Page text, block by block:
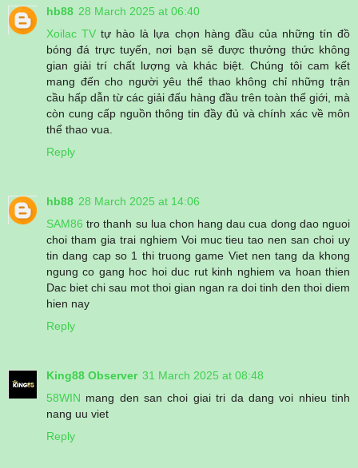
hb88 28 March 2025 at 06:40
Xoilac TV tự hào là lựa chọn hàng đầu của những tín đồ
bóng đá trực tuyến, nơi bạn sẽ được thưởng thức không
gian giải trí chất lượng và khác biệt. Chúng tôi cam kết
mang đến cho người yêu thể thao không chỉ những trận
cầu hấp dẫn từ các giải đấu hàng đầu trên toàn thế giới, mà
còn cung cấp nguồn thông tin đầy đủ và chính xác về môn
thể thao vua.
Reply
hb88 28 March 2025 at 14:06
SAM86 tro thanh su lua chon hang dau cua dong dao nguoi
choi tham gia trai nghiem Voi muc tieu tao nen san choi uy
tin dang cap so 1 thi truong game Viet nen tang da khong
ngung co gang hoc hoi duc rut kinh nghiem va hoan thien
Dac biet chi sau mot thoi gian ngan ra doi tinh den thoi diem
hien nay
Reply
King88 Observer 31 March 2025 at 08:48
58WIN mang den san choi giai tri da dang voi nhieu tinh
nang uu viet
Reply